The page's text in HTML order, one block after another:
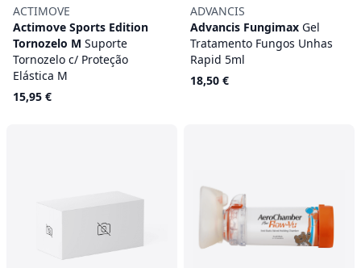
ACTIMOVE
Actimove Sports Edition
Tornozelo M Suporte
Tornozelo c/ Proteção
Elástica M
15,95 €
ADVANCIS
Advancis Fungimax Gel
Tratamento Fungos Unhas
Rapid 5ml
18,50 €